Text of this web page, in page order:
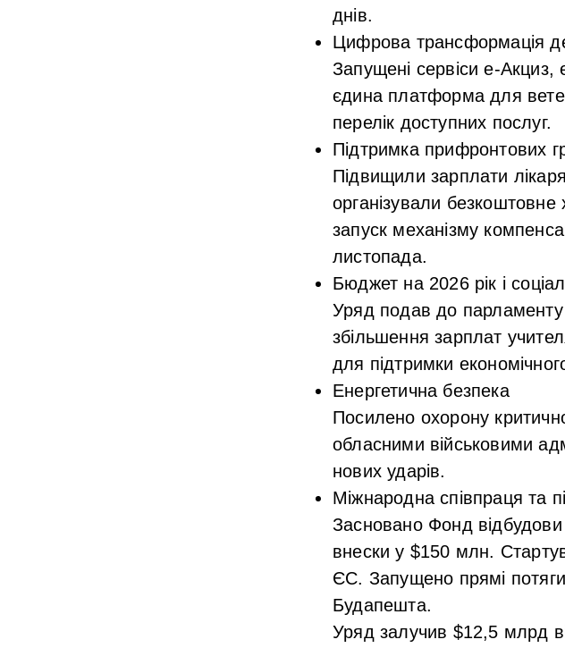
днів.
Цифрова трансформація
Запущені сервісие-Акциз,
єдина платформа для
перелік доступних послуг.
Підтримка прифронтових
Підвищили зарплати
організували
запуск механізму
листопада.
Бюджет на 2026 рік і
Уряд подав до
збільшення зарплат
для підтримки
Енергетична безпека
Посилено охорону
обласними військовими
нових ударів.
Міжнародна співпраця та
Засновано Фонд
внески у $150 млн.
ЄС. Запущено прямі
Будапешта.
Уряд залучив $12,5 млрд